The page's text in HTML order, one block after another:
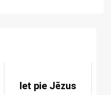
Iet pie Jēzus